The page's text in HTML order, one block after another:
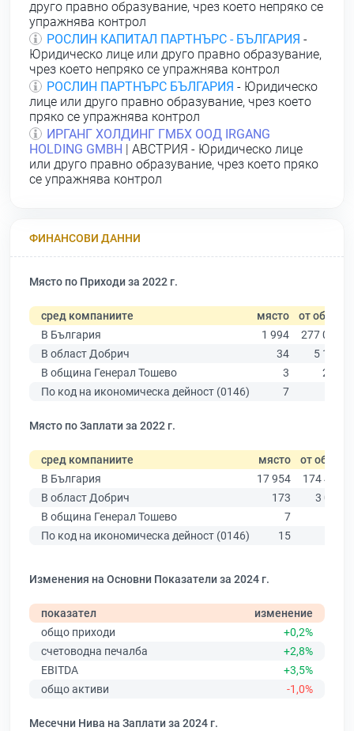
друго правно образувание, чрез което непряко се
упражнява контрол
РОСЛИН КАПИТАЛ ПАРТНЪРС - БЪЛГАРИЯ -
Юридическо лице или друго правно образувание,
чрез което непряко се упражнява контрол
РОСЛИН ПАРТНЪРС БЪЛГАРИЯ - Юридическо
лице или друго правно образувание, чрез което
пряко се упражнява контрол
ИРГАНГ ХОЛДИНГ ГМБХ ООД IRGANG
НOLDING GMBН
| АВСТРИЯ - Юридическо лице
или друго правно образувание, чрез което пряко
се упражнява контрол
ФИНАНСОВИ ДАННИ
Място по Приходи за 2022 г.
сред компаниите място от общо
В България
1 994
277 019
В област Добрич
34
5 156
В община Генерал Тошево
3
285
По код на икономическа дейност (0146)
7
Място по Заплати за 2022 г.
сред компаниите място от общо
В България
17 954
174 403
В област Добрич
173
3 081
В община Генерал Тошево
7
По код на икономическа дейност (0146)
15
Изменения на Основни Показатели за 2024 г.
показател
изменение
общо приходи
+0,2%
счетоводна печалба
+2,8%
EBITDA
+3,5%
общо активи
-1,0%
Месечни Нива на Заплати за 2024 г.